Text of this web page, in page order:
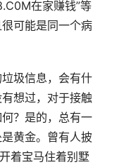
在家赚钱”等
可能是同一个病
圾信息，会有什
想过，对于接触
？是的，总有一
黄金。曾有人披
着宝马住着别墅